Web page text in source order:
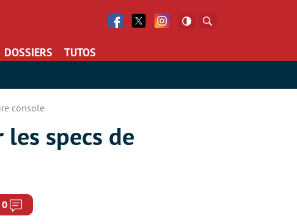
Facebook
Twitter Facebook
DOSSIERS TUTOS
console
specs de
0 Commentaires